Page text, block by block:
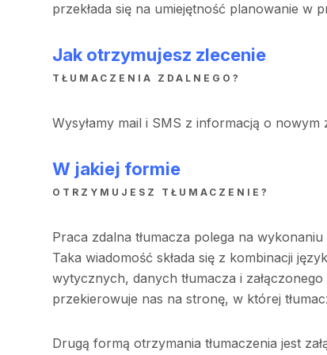
przekłada się na umiejętność planowanie w
Jak otrzymujesz zlecenie
TŁUMACZENIA ZDALNEGO?
Wysyłamy mail i SMS z informacją o nowym
W jakiej formie
OTRZYMUJESZ TŁUMACZENIE?
Praca zdalna tłumacza polega na
Taka wiadomość składa się z kombinacji
wytycznych, danych tłumacza i
przekierowuje nas na stronę, w której
Drugą formą otrzymania tłumaczenia jest